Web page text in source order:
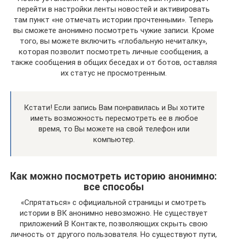
перейти в настройки ленты новостей и активировать
там пункт «не отмечать истории прочтенными». Теперь
вы сможете анонимно посмотреть чужие записи. Кроме
того, вы можете включить «глобальную нечиталку»,
которая позволит посмотреть личные сообщения, а
также сообщения в общих беседах и от ботов, оставляя
их статус не просмотренным.
Кстати! Если запись Вам понравилась и Вы хотите
иметь возможность пересмотреть ее в любое
время, то Вы можете на свой телефон или
компьютер.
Как можно посмотреть историю анонимно:
все способы
«Спрятаться» с официальной страницы и смотреть
истории в ВК анонимно невозможно. Не существует
приложений В Контакте, позволяющих скрыть свою
личность от другого пользователя. Но существуют пути,